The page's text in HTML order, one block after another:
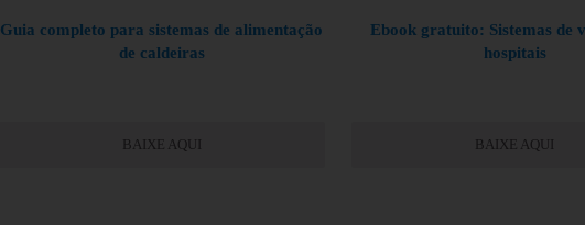
Guia completo para sistemas de alimentação
de caldeiras
BAIXE AQUI
Ebook gratuito: Sistemas de
hospitais
BAIXE AQUI